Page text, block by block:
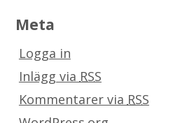
Meta
Logga in
Inlägg via RSS
Kommentarer via RSS